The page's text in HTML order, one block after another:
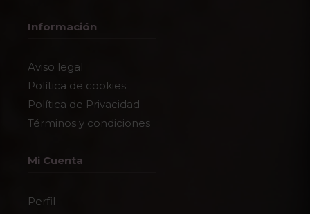
Información
Aviso legal
Política de cookies
Política de Privacidad
Términos y condiciones
Mi Cuenta
Perfil